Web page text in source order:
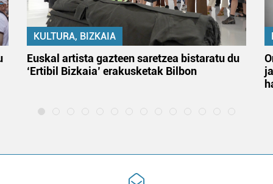
KULTURA, BIZKAIA
Euskal artista gazteen saretzea bistaratu du
‘Ertibil Bizkaia’ erakusketak Bilbon